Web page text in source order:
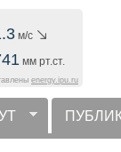
м/с
мм рт.ст.
energy.ipu.ru